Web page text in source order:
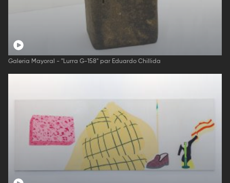
Galeria Mayoral - "Lurra G-158" par Eduardo Chillida